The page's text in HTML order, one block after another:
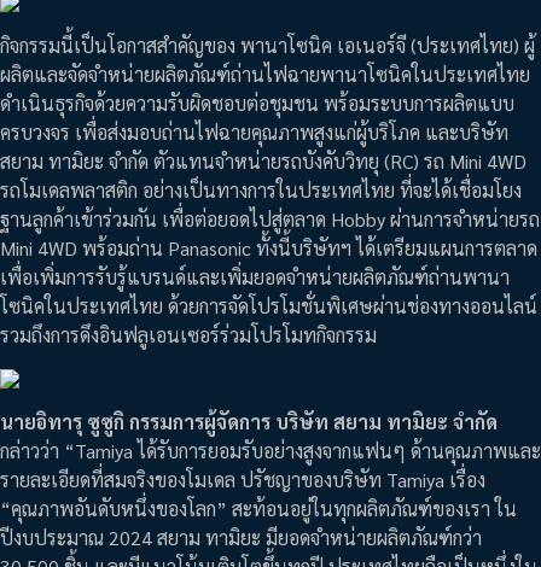
กิจกรรมนี้เป็นโอกาสสำคัญของ พานาโซนิค เอเนอร์จี (ประเทศไทย) ผู้
ผลิตและจัดจำหน่ายผลิตภัณฑ์ถ่านไฟฉายพานาโซนิคในประเทศไทย
ดำเนินธุรกิจด้วยความรับผิดชอบต่อชุมชน พร้อมระบบการผลิตแบบ
ครบวงจร เพื่อส่งมอบถ่านไฟฉายคุณภาพสูงแก่ผู้บริโภค และบริษัท
สยาม ทามิยะ จำกัด ตัวแทนจำหน่ายรถบังคับวิทยุ (RC) รถ Mini 4WD
รถโมเดลพลาสติก อย่างเป็นทางการในประเทศไทย ที่จะได้เชื่อมโยง
ฐานลูกค้าเข้าร่วมกัน เพื่อต่อยอดไปสู่ตลาด Hobby ผ่านการจำหน่ายรถ
Mini 4WD พร้อมถ่าน Panasonic ทั้งนี้บริษัทฯ ได้เตรียมแผนการตลาด
เพื่อเพิ่มการรับรู้แบรนด์และเพิ่มยอดจำหน่ายผลิตภัณฑ์ถ่านพานา
โซนิคในประเทศไทย ด้วยการจัดโปรโมชั่นพิเศษผ่านช่องทางออนไลน์
รวมถึงการดึงอินฟลูเอนเซอร์ร่วมโปรโมทกิจกรรม
นายอิทารุ ซูซูกิ กรรมการผู้จัดการ บริษัท สยาม ทามิยะ จำกัด
กล่าวว่า “Tamiya ได้รับการยอมรับอย่างสูงจากแฟนๆ ด้านคุณภาพและ
รายละเอียดที่สมจริงของโมเดล ปรัชญาของบริษัท Tamiya เรื่อง
“คุณภาพอันดับหนึ่งของโลก” สะท้อนอยู่ในทุกผลิตภัณฑ์ของเรา ใน
ปีงบประมาณ 2024 สยาม ทามิยะ มียอดจำหน่ายผลิตภัณฑ์กว่า